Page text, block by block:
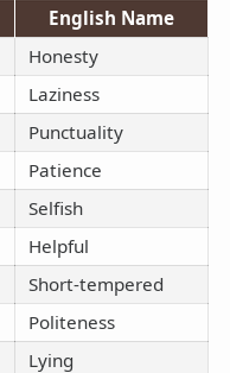
English Name
Honesty
Laziness
Punctuality
Patience
Selfish
Helpful
Short-tempered
Politeness
Lying